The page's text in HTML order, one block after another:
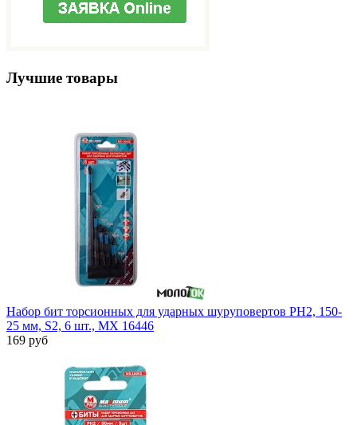
Лучшие товары
Набор бит торсионных для ударных шуруповертов PH2, 150-
25 мм, S2, 6 шт., MX 16446
169 руб